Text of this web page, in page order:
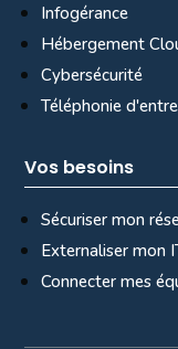
Infogérance
Hébergement
Cybersécurité
Téléphonie
Vos besoins
Sécuriser mon
Externaliser mon
Connecter mes